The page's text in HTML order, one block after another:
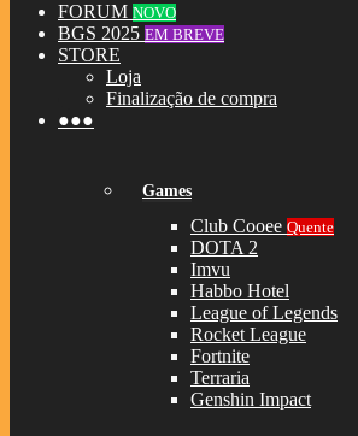
FORUM NOVO
BGS 2025 EM BREVE
STORE
Loja
Finalização de compra
●●●
Games
Club Cooee Quente
DOTA 2
Imvu
Habbo Hotel
League of Legends
Rocket League
Fortnite
Terraria
Genshin Impact